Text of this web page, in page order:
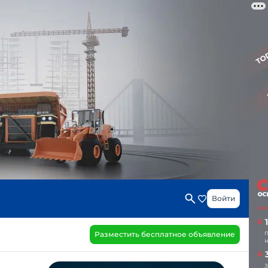
Войти
Разместить бесплатное объявление